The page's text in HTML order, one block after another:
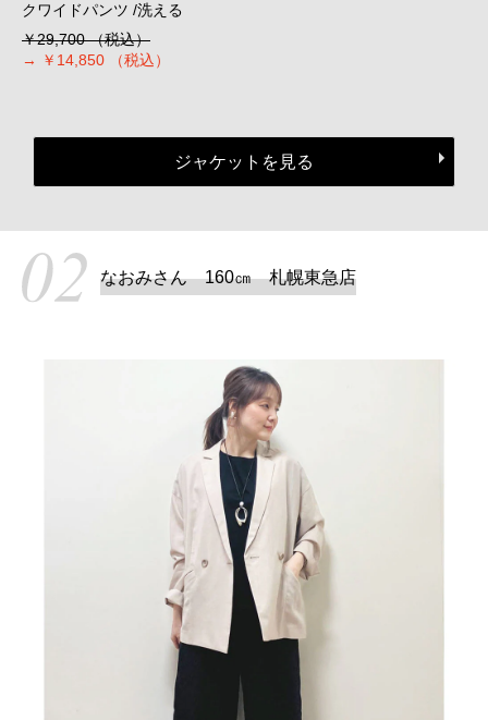
クワイドパンツ /洗える
￥29,700（税込）
→
￥14,850 （税込）
ジャケットを見る
なおみさん 160㎝ 札幌東急店